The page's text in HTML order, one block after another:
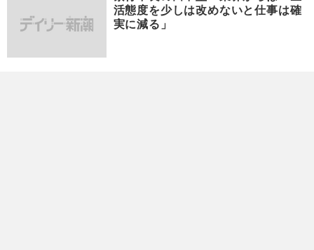
活態度を少しは改めないと仕事は確
実に減る」